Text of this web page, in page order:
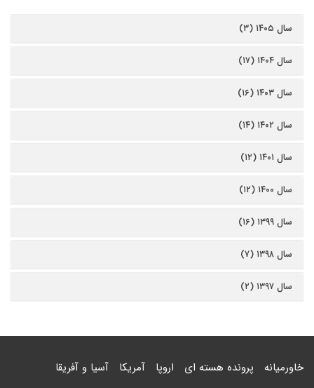
سال ۱۴۰۵ (۳)
سال ۱۴۰۴ (۱۷)
سال ۱۴۰۳ (۱۶)
سال ۱۴۰۲ (۱۴)
سال ۱۴۰۱ (۱۲)
سال ۱۴۰۰ (۱۲)
سال ۱۳۹۹ (۱۶)
سال ۱۳۹۸ (۷)
سال ۱۳۹۷ (۲)
خاورمیانه پرونده هسته ای اروپا آمریکا آسیا و آفریقا